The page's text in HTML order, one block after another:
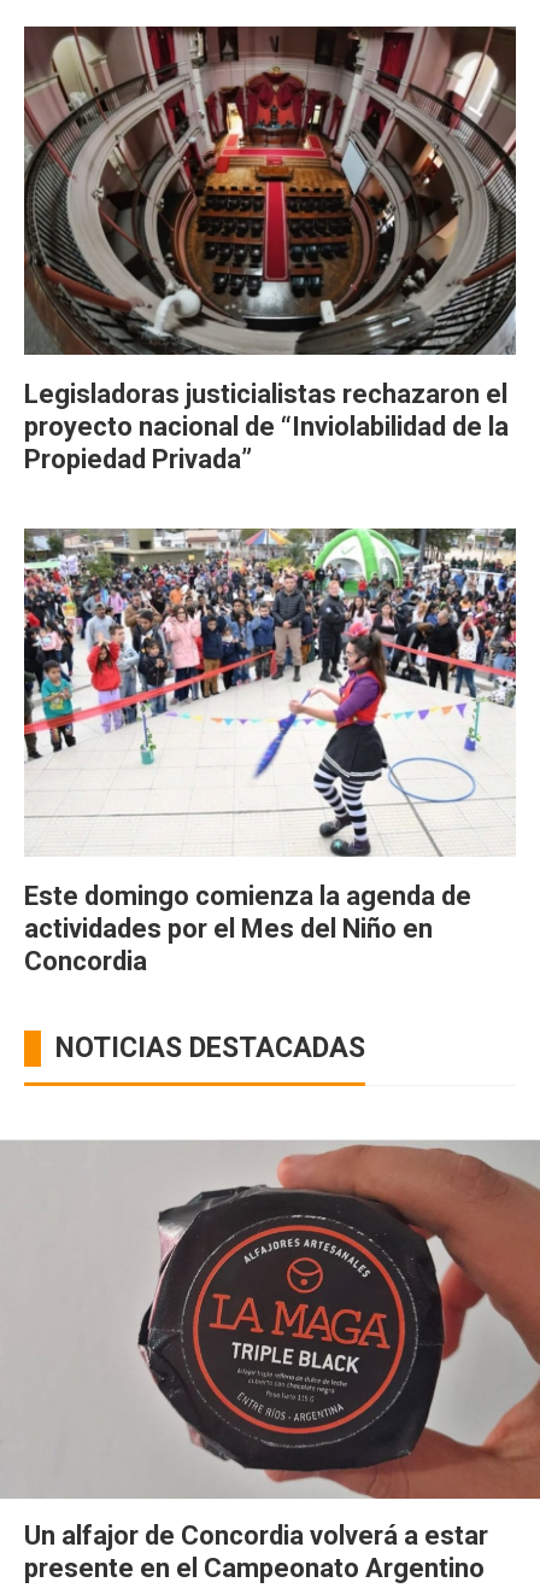
Legisladoras justicialistas rechazaron el
proyecto nacional de “Inviolabilidad de la
Propiedad Privada”
Este domingo comienza la agenda de
actividades por el Mes del Niño en
Concordia
NOTICIAS DESTACADAS
Un alfajor de Concordia volverá a estar
presente en el Campeonato Argentino